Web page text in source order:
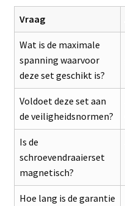
Vraag
Wat is de maximale
spanning waarvoor
deze set geschikt is?
Voldoet deze set aan
de veiligheidsnormen?
Is de
schroevendraaierset
magnetisch?
Hoe lang is de garantie